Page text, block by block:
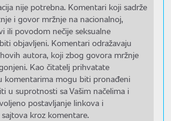
nije potrebna. Komentari koji sadrže
i govor mržnje na nacionalnoj,
ili povodom nečije seksualne
objavljeni. Komentari odražavaju
autora, koji zbog govora mržnje
Kao čitatelj prihvatate
komentarima mogu biti pronađeni
u suprotnosti sa Vašim načelima i
postavljanje linkova i
kroz komentare.